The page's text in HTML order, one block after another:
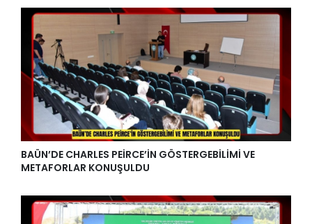
BAÜN’DE CHARLES PEİRCE’İN GÖSTERGEBİLİMİ VE
METAFORLAR KONUŞULDU